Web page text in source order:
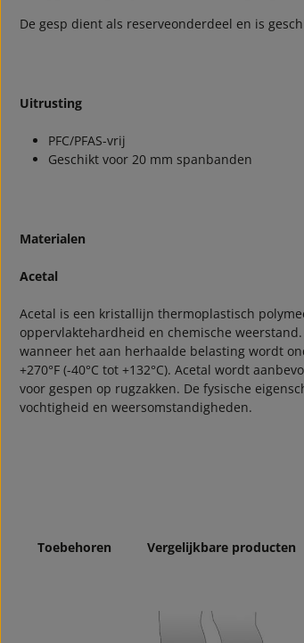
De gesp dient als reserveonderdeel en is
Uitrusting
PFC/PFAS-vrij
Geschikt voor 20 mm spanbanden
Materialen
Acetal
Acetal is een kristallijn thermoplastisch
oppervlaktehardheid en chemische
wanneer het aan herhaalde belasting wordt
+270°F (-40°C tot +132°C). Acetal wordt
voor gespen op rugzakken. De fysische
vochtigheid en weersomstandigheden.
Toebehoren
Vergelijkbare producten